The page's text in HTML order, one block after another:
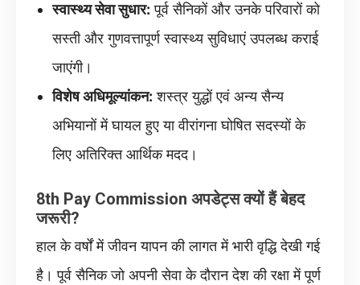
स्वास्थ्य सेवा सुधार: पूर्व सैनिकों और उनके परिवारों को
सस्ती और गुणवत्तापूर्ण स्वास्थ्य सुविधाएं उपलब्ध कराई
जाएंगी।
विशेष अधिमूल्यांकन: शस्त्र युद्धों एवं अन्य सैन्य
अभियानों में घायल हुए या वीरांगना घोषित सदस्यों के
लिए अतिरिक्त आर्थिक मदद।
8th Pay Commission अपडेट्स क्यों हैं बेहद
जरूरी?
हाल के वर्षों में जीवन यापन की लागत में भारी वृद्धि देखी गई
है। पूर्व सैनिक जो अपनी सेवा के दौरान देश की रक्षा में पूर्ण